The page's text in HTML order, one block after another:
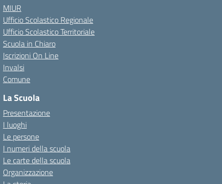
MIUR
Ufficio Scolastico Regionale
Ufficio Scolastico Territoriale
Scuola in Chiaro
Iscrizioni On Line
Invalsi
Comune
La Scuola
Presentazione
I luoghi
Le persone
I numeri della scuola
Le carte della scuola
Organizzazione